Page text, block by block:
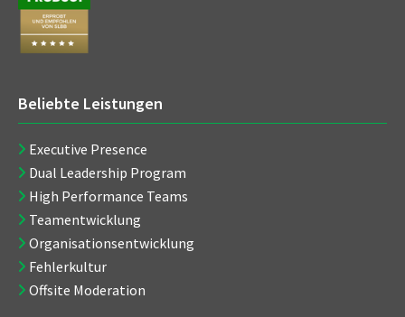
Beliebte Leistungen
Executive Presence
Dual Leadership Program
High Performance Teams
Teamentwicklung
Organisationsentwicklung
Fehlerkultur
Offsite Moderation